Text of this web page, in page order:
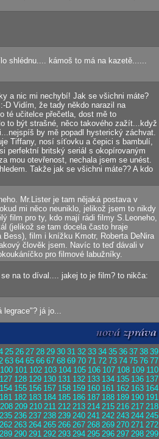
shlédnu.... kámoš to má na kazetě......
a nic mi nechybí! Jak se všichni máte?
D Vidím, že tady někdo narazil na
té učitelce přečetla, dost mě to
to být strašné, něco takového zažít...když
by mě popadl hysterický záchvat.
Tiffany, nosí síťovku a čepici s bambulí,
perfektní britský seriál s okopírovaným
mou otevřenost, nechala jsem se unést.
Takže jak se všichni máte?? A kdo
Mr.Lister je tam nějaká postava v
mi něco neuniklo, jelikož jsem to nikdy
film pro ty, kdo mají rádi filmy S.Leoneho,
(jelikož se tam docela často hraje
film i knížku Kmotr, Roberta DeNira
člověk jsem. Navíc to teď dávali v
pro filmové labužníky.
na to díval.... jakej to je film? to nikča:
legrace"? já jo...
25 26 27 28 29 30 31 32 33 34 35 36 37 38 39
63 64 65 66 67 68 69 70 71 72 73 74 75 76 77
100 101 102 103 104 105 106 107 108 109 110
127 128 129 130 131 132 133 134 135 136 137
154 155 156 157 158 159 160 161 162 163 164
181 182 183 184 185 186 187 188 189 190 191
208 209 210 211 212 213 214 215 216 217 218
235 236 237 238 239 240 241 242 243 244 245
262 263 264 265 266 267 268 269 270 271 272
289 290 291 292 293 294 295 296 297 298 299